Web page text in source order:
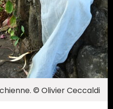
© Olivier Ceccaldi